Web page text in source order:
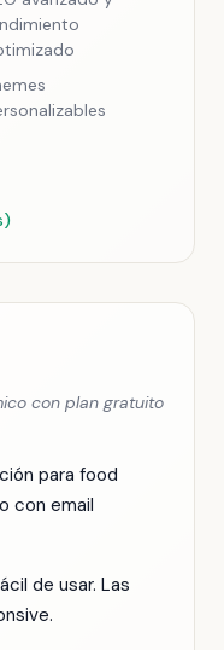
con plan gratuito
para food
con email
de usar. Las